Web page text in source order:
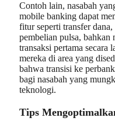
Contoh lain, nasabah
mobile banking dapat
fitur seperti transfer
pembelian pulsa, bahkan
transaksi pertama secara
mereka di area yang
bahwa transisi ke
bagi nasabah yang
teknologi.
Tips